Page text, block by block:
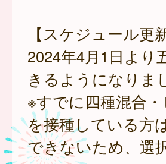
【スケジュール更
2024年4月1日より
きるようになりま
※すでに四種混合
を接種している方
できないため、選